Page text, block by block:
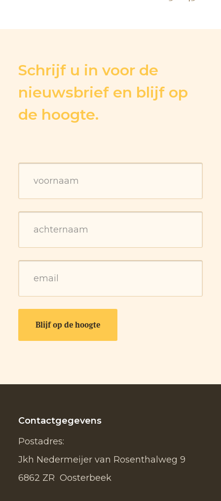
Schrijf u in voor de
nieuwsbrief en blijf op
de hoogte.
Contactgegevens
Postadres:
Jkh Nedermeijer van Rosenthalweg 9
6862 ZR Oosterbeek